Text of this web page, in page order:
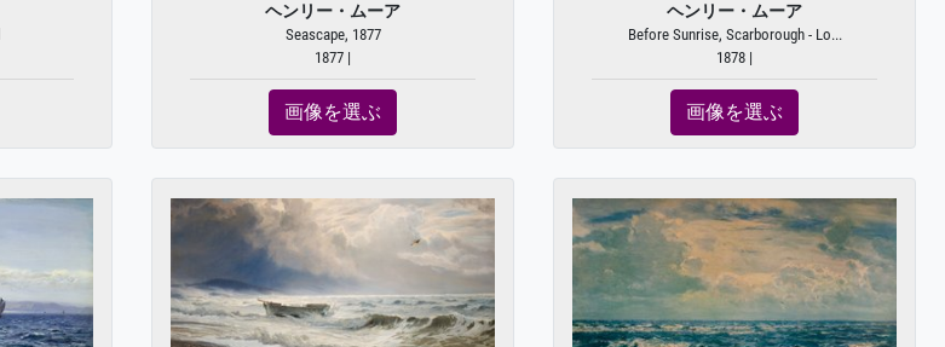
ヘンリー・ムーア
Seascape, 1877
1877 |
画像を選ぶ
ヘンリー・ムーア
Before Sunrise, Scarborough - Lo...
1878 |
画像を選ぶ